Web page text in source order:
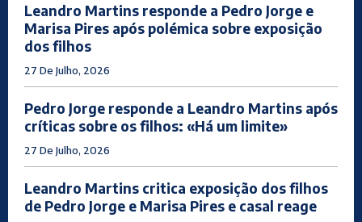
Leandro Martins responde a Pedro Jorge e
Marisa Pires após polémica sobre exposição
dos filhos
27 De Julho, 2026
Pedro Jorge responde a Leandro Martins após
críticas sobre os filhos: «Há um limite»
27 De Julho, 2026
Leandro Martins critica exposição dos filhos
de Pedro Jorge e Marisa Pires e casal reage